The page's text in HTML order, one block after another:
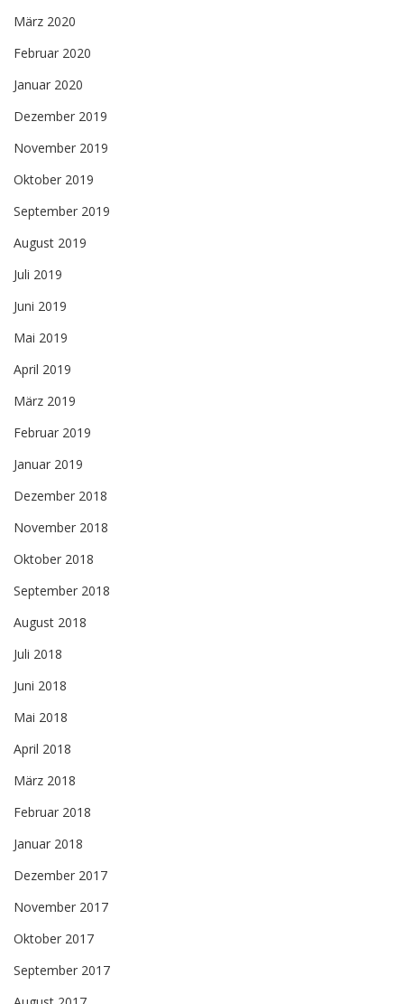
März 2020
Februar 2020
Januar 2020
Dezember 2019
November 2019
Oktober 2019
September 2019
August 2019
Juli 2019
Juni 2019
Mai 2019
April 2019
März 2019
Februar 2019
Januar 2019
Dezember 2018
November 2018
Oktober 2018
September 2018
August 2018
Juli 2018
Juni 2018
Mai 2018
April 2018
März 2018
Februar 2018
Januar 2018
Dezember 2017
November 2017
Oktober 2017
September 2017